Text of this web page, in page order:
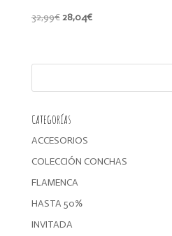
32,99€ El
era:
28,04€El
es:
Categorías
ACCESORIOS
COLECCIÓN CONCHAS
FLAMENCA
HASTA 50%
INVITADA